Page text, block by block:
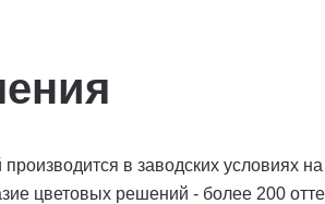
в заводских условиях
цветовых решений - более 200